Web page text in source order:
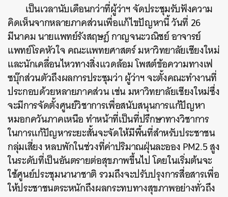
เป็นเวลานับเดือนกว่าที่ผู้ว่าฯ จัดประชุมรับฟังความ
คิดเห็นจากหลายภาคส่วนเพื่อแก้ไขปัญหานี้ วันที่ 26
มีนาคม นายแพทย์รังสฤษฎ์ กาญจนะวณิชย์ อาจารย์
แพทย์โรคหัวใจ คณะแพทยศาสตร์ มหาวิทยาลัยเชียงใหม่
และนักเคลื่อนไหวทางสิ่งแวดล้อม โพสต์ข้อความทางเฟ
ซบุ๊กส่วนตัวถึงผลการประชุมว่า ผู้ว่าฯ จะตั้งคณะทำงานที่
ประกอบด้วยหลายภาคส่วน เช่น มหาวิทยาลัยเชียงใหม่ซึ่ง
จะมีการจัดตั้งศูนย์วิชาการเพื่อสนับสนุนการแก้ปัญหา
หมอกควันภาคเหนือ ทำหน้าที่เป็นที่ปรึกษาทางวิชาการ
ในการแก้ปัญหาระยะสั้นจะจัดให้มีพื้นที่สำหรับประชาชน
กลุ่มเสี่ยง หลบพักในช่วงที่ค่าปริมาณฝุ่นละออง PM2.5 สูง
ในระดับที่เป็นอันตรายต่อสุขภาพขึ้นไป โดยในเริ่มต้นจะ
ใช้ศูนย์ประชุมนานาชาติ รวมถึงจะปรับปรุงการสื่อสารเพื่อ
ให้ประชาชนตระหนักถึงผลกระทบทางสุขภาพอย่างทั่วถึง